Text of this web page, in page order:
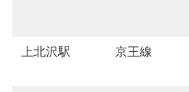
上北沢駅 京王線